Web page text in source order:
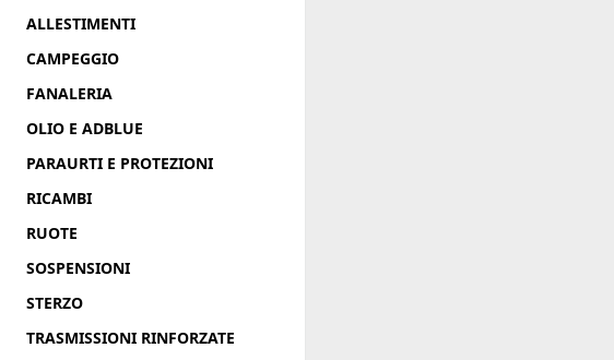
ALLESTIMENTI
CAMPEGGIO
FANALERIA
OLIO E ADBLUE
PARAURTI E PROTEZIONI
RICAMBI
RUOTE
SOSPENSIONI
STERZO
TRASMISSIONI RINFORZATE